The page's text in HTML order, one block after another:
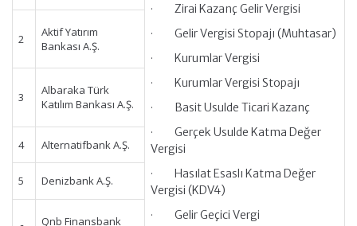
· Zirai Kazanç Gelir Vergisi
· Gelir Vergisi Stopajı (Muhtasar)
· Kurumlar Vergisi
· Kurumlar Vergisi Stopajı
· Basit Usulde Ticari Kazanç
· Gerçek Usulde Katma Değer
Vergisi
· Hasılat Esaslı Katma Değer
Vergisi (KDV4)
· Gelir Geçici Vergi
2
Aktif Yatırım
Bankası A.Ş.
3
Albaraka Türk
Katılım Bankası A.Ş.
4 Alternatifbank A.Ş.
5 Denizbank A.Ş.
Qnb Finansbank